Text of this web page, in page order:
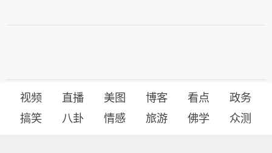
视频 直播 美图 博客 看点
政务
搞笑
八卦 情感 旅游 佛学 众测